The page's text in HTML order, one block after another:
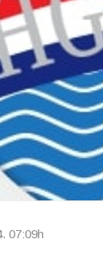
07:09h